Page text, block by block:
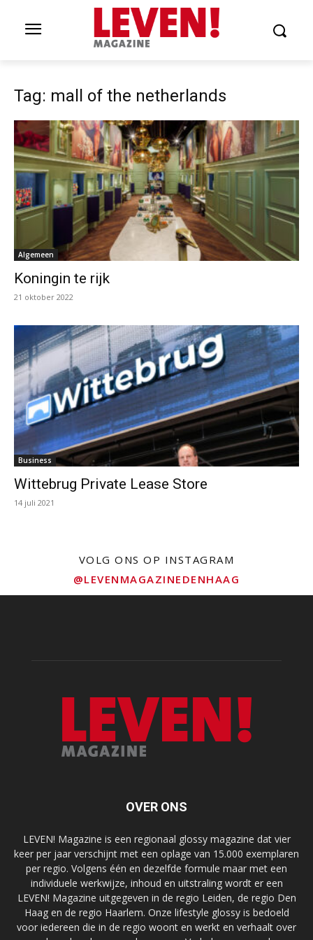
Tag: mall of the netherlands
Algemeen
Koningin te rijk
21 oktober 2022
Business
Wittebrug Private Lease Store
14 juli 2021
VOLG ONS OP INSTAGRAM
@LEVENMAGAZINEDENHAAG
OVER ONS
LEVEN! Magazine is een regionaal glossy magazine dat vier
keer per jaar verschijnt met een oplage van 15.000 exemplaren
per regio. Volgens één en dezelfde formule maar met een
individuele werkwijze, inhoud en uitstraling wordt er een
LEVEN! Magazine uitgegeven in de regio Leiden, de regio Den
Haag en de regio Haarlem. Onze lifestyle glossy is bedoeld
voor iedereen die in de regio woont en werkt en verhaalt over